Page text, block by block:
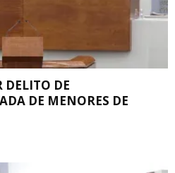
DELITO DE
DE MENORES DE